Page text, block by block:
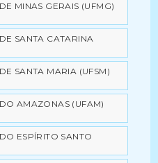
MINAS GERAIS (UFMG)
SANTA CATARINA
SANTA MARIA (UFSM)
AMAZONAS (UFAM)
ESPÍRITO SANTO